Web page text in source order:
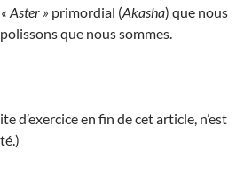
« Aster » primordial (Akasha) que nous
que nous sommes.
d’exercice en fin de cet article, n’est